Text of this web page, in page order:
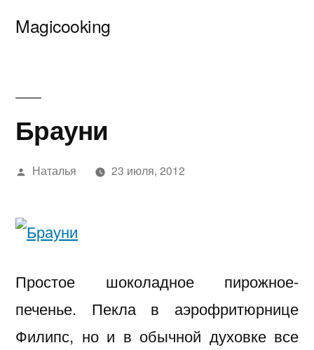
Magicooking
Брауни
Написано
Наталья 23 июля, 2012
Простое шоколадное пирожное-
печенье. Пекла в аэрофритюрнице
Филипс, но и в обычной духовке все